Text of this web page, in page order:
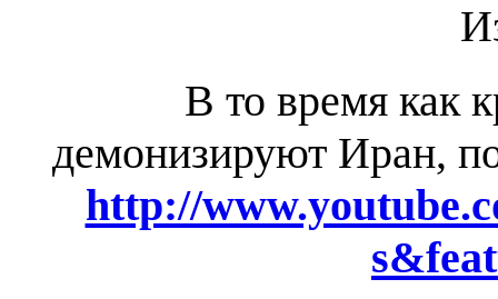
В то время как
демонизируют Иран,
http://